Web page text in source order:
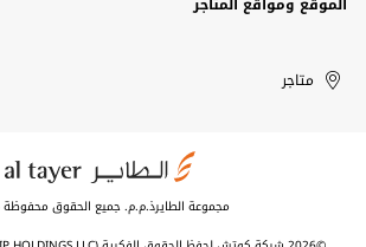
United
Arab
Kuwait
الإمارات
العربية
الكويت
متاجر
مجموعة الطايرذ.م.م. جميع الحقوق محفوظة 2026